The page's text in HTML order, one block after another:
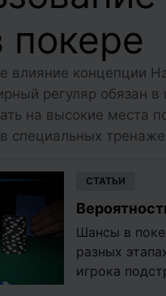
влияние концепции
регуляр обязан в
на высокие места
специальных
CТАТЬИ
Шансы в
разных
игрока